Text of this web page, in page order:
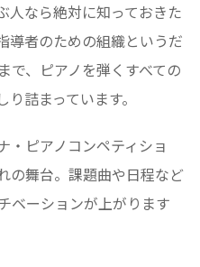
人なら絶対に知っておきた
導者のための組織というだ
で、ピアノを弾くすべての
詰まっています。
・ピアノコンペティショ
の舞台。課題曲や日程など
ベーションが上がります